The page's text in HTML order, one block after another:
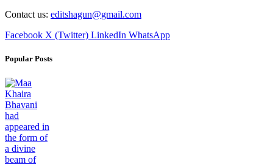
Contact us: editshagun@gmail.com
Facebook X (Twitter) LinkedIn WhatsApp
Popular Posts